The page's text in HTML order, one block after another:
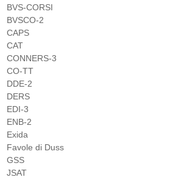
BVS-CORSI
BVSCO-2
CAPS
CAT
CONNERS-3
CO-TT
DDE-2
DERS
EDI-3
ENB-2
Exida
Favole di Duss
GSS
JSAT